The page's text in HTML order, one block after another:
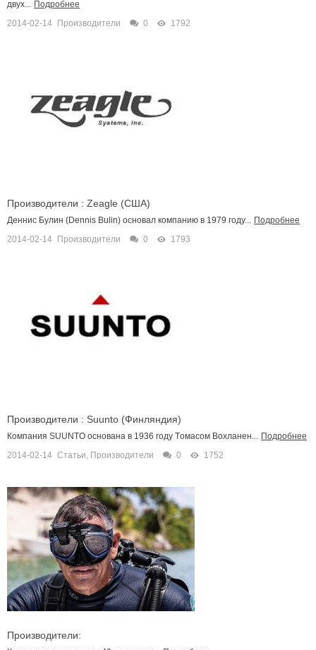
двух... Подробнее
2014-02-14 Производители 0 1792
Производители : Zeagle (США)
Деннис Булин (Dennis Bulin) основал компанию в 1979 году...
Подробнее
2014-02-14 Производители 0 1793
Производители : Suunto (Финляндия)
Компания SUUNTO основана в 1936 году Tомасом Вохланен...
Подробнее
2014-02-14 Статьи Производители 0 1752
Производители: